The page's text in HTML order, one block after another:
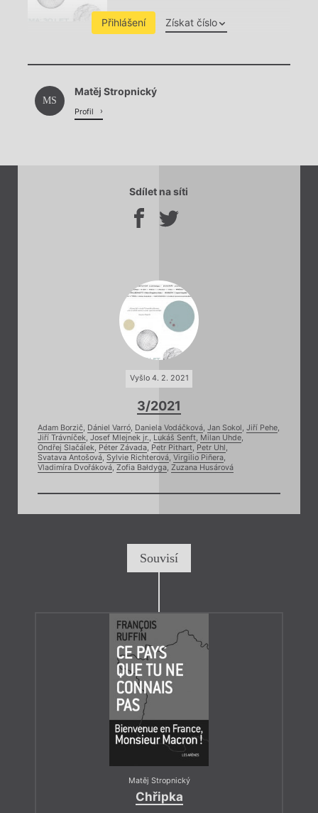
Přihlášení Získat číslo
Chviličku.
Načítá se.
MS
Matěj Stropnický
Profil
Sdílet na síti
Vyšlo 4. 2. 2021
3/2021
Adam Borzič, Dániel Varró, Daniela Vodáčková, Jan Sokol, Jiří Pehe,
Jiří Trávníček, Josef Mlejnek jr., Lukáš Senft, Milan Uhde,
Ondřej Slačálek, Péter Závada, Petr Pithart, Petr Uhl,
Svatava Antošová, Sylvie Richterová, Virgilio Piñera,
Vladimíra Dvořáková, Zofia Bałdyga, Zuzana Husárová
Souvisí
Matěj Stropnický
Chřipka